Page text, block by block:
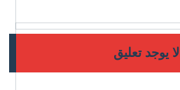
لا يوجد تعليق